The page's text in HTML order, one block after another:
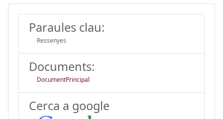
Paraules clau:
Ressenyes
Documents:
DocumentPrincipal
Cerca a google